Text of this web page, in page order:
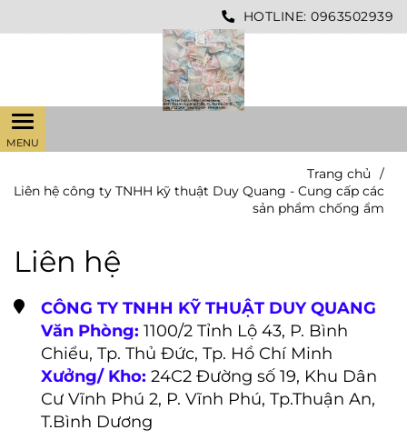
HOTLINE: 0963502939
Trang chủ
/
Liên hệ công ty TNHH kỹ thuật Duy Quang - Cung cấp các
sản phẩm chống ẩm
Liên hệ
CÔNG TY TNHH KỸ THUẬT DUY QUANG
Văn Phòng: 1100/2 Tỉnh Lộ 43, P. Bình
Chiểu, Tp. Thủ Đức, Tp. Hồ Chí Minh
Xưởng/ Kho: 24C2 Đường số 19, Khu Dân
Cư Vĩnh Phú 2, P. Vĩnh Phú, Tp.Thuận An,
T.Bình Dương